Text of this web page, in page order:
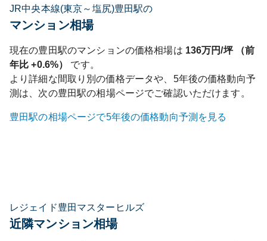
JR中央本線(東京～塩尻)豊田駅の
マンション相場
現在の豊田駅のマンションの価格相場は 136万円/坪 （前
年比+0.6%）
です。
より詳細な間取り別の価格データや、5年後の価格動向予
測は、次の豊田駅の相場ページでご確認いただけます。
豊田駅の相場ページで5年後の価格動向予測を見る
レジェイド豊田マスターヒルズ
近隣マンション相場